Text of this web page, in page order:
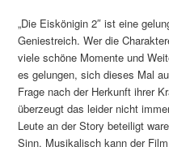
„Die Eiskönigin 2″ ist eine
Geniestreich. Wer die
viele schöne Momente und
es gelungen, sich dieses Mal
Frage nach der Herkunft ihrer
überzeugt das leider nicht
Leute an der Story beteiligt
Sinn. Musikalisch kann der